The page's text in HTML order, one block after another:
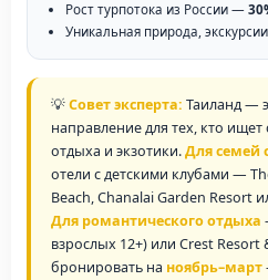
Рост турпотока из России —
Уникальная природа,
💡Совет эксперта: Таиланд —
направление для тех, кто
отдыха и экзотики.Для семей
отели с детскими клубами —
Beach, Chanalai Garden Resort
Для романтического отдыха
взрослых 12+) или Crest
бронировать на ноябрь–март